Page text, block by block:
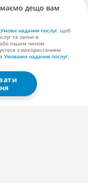
®
AB
дещо вам
Умови надання послуг, щоб
та зміни в
іншим чином
з використанням
Умовами надання послуг.